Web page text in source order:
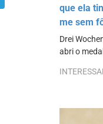
que ela
me sem
Drei
abri o